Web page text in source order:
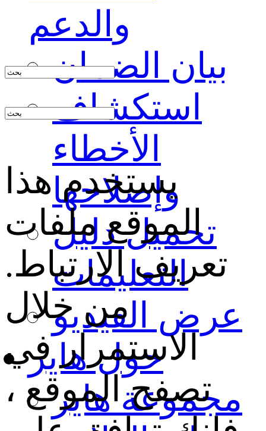
والدعم
بيان الضمان
استكشاف
الأخطاء
وإصلاحها
تحميل دليل
التعليمات
عرض الفيديو
حول هاير
مجموعة هاير
يستخدم هذا
الموقع ملفات
تعريف الارتباط.
من خلال
الاستمرار في
تصفح الموقع ،